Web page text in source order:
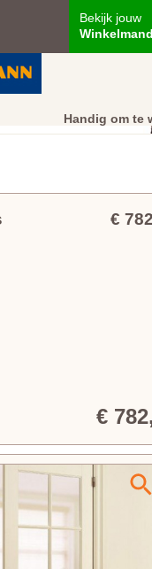
Bekijk jouw
Winkelmand
Handig om te
Klantenservice
€
€